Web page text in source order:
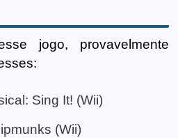
jogo, provavelmente
Sing It! (Wii)
(Wii)